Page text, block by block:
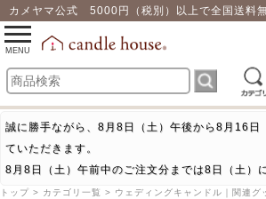
カメヤマ公式 5000円（税別）以上で全国送料無
toggle
navigation
MENU
誠に勝手ながら、8月8日（土）午後から8月16日
ていただきます。
8月8日（土）午前中のご注文分までは8日（土）
トップ > カテゴリ一覧 > ウェディングキャンドル｜関連グ